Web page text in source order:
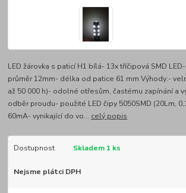
LED žárovka s paticí H1 bílá- 13x tříčipová SMD
průměr 12mm- délka od patice 61 mm Výhody:-
až 50 000 h)- odolné otřesům, častému zapínání a
odběr proudu- použité LED čipy 5050SMD (20Lm,
60mA- vynikající do vo... celý popis
Dostupnost Skladem 1 ks
Nejsme plátci DPH